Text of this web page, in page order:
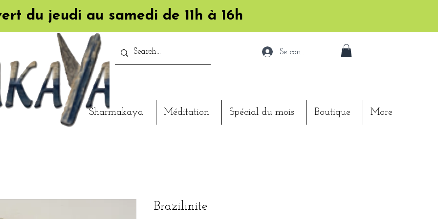
du jeudi au samedi de 11h à 16h
Se connecter
Sharmakaya Méditation Spécial du mois Boutique More
Brazilinite